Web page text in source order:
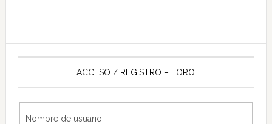
ACCESO / REGISTRO – FORO
Nombre de usuario: